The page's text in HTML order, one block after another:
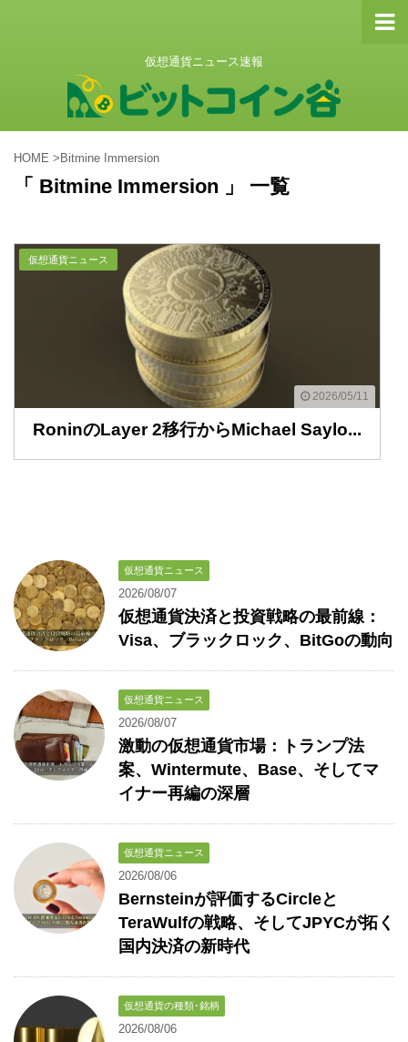
仮想通貨ニュース速報
HOME > Bitmine Immersion
「 Bitmine Immersion 」 一覧
2026/05/11
仮想通貨ニュース
RoninのLayer 2移行からMichael Saylo...
仮想通貨ニュース
2026/08/07
仮想通貨決済と投資戦略の最前線：
Visa、ブラックロック、BitGoの動向
仮想通貨ニュース
2026/08/07
激動の仮想通貨市場：トランプ法
案、Wintermute、Base、そしてマ
イナー再編の深層
仮想通貨ニュース
2026/08/06
Bernsteinが評価するCircleと
TeraWulfの戦略、そしてJPYCが拓く
国内決済の新時代
仮想通貨の種類･銘柄
2026/08/06